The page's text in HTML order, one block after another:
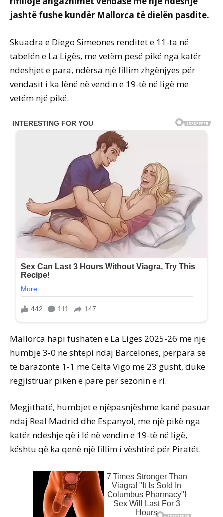
jashtë fushe kundër Mallorca të dielën pasdite.
Skuadra e Diego Simeones renditet e 11-ta në
tabelën e La Ligës, me vetëm pesë pikë nga katër
ndeshjet e para, ndërsa një fillim zhgënjyes për
vendasit i ka lënë në vendin e 19-të në ligë me
vetëm një pikë.
Mallorca hapi fushatën e La Ligës 2025-26 me një
humbje 3-0 në shtëpi ndaj Barcelonës, përpara se
të barazonte 1-1 me Celta Vigo më 23 gusht, duke
regjistruar pikën e parë për sezonin e ri.
Megjithatë, humbjet e njëpasnjëshme kanë pasuar
ndaj Real Madrid dhe Espanyol, me një pikë nga
katër ndeshje që i lë në vendin e 19-të në ligë,
kështu që ka qenë një fillim i vështirë për Piratët.